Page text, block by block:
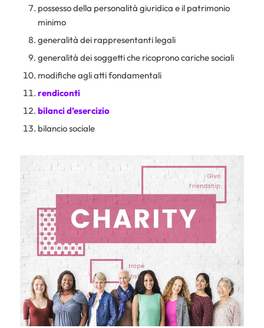
possesso della personalità giuridica e il patrimonio
minimo
generalità dei rappresentanti legali
generalità dei soggetti che ricoprono cariche sociali
modifiche agli atti fondamentali
rendiconti
bilanci d’esercizio
bilancio sociale